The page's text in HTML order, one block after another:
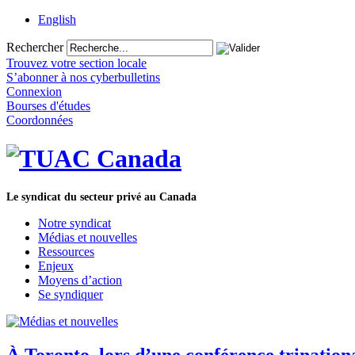
English
Rechercher
Trouvez votre section locale
S’abonner à nos cyberbulletins
Connexion
Bourses d'études
Coordonnées
Le syndicat du secteur privé au Canada
Notre syndicat
Médias et nouvelles
Ressources
Enjeux
Moyens d’action
Se syndiquer